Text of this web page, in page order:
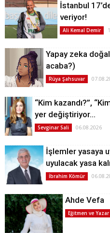
İstanbul
veriyor!
Ali Kemal Demir
Yapay zeka
acaba?)
Rüya Şahsuvar
“Kim kazandı?”,
yer değiştiriyor…
Sevginar Sali 06.08.2026
İşlemler yasaya
uyulacak yasa
İbrahim Kömür
Ahde Vefa
Eğitmen ve